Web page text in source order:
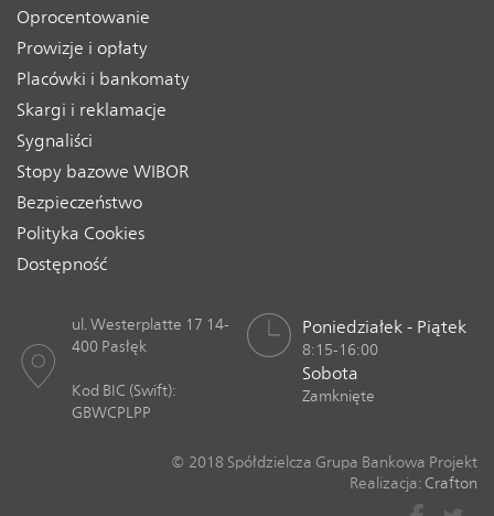
Oprocentowanie
Prowizje i opłaty
Placówki i bankomaty
Skargi i reklamacje
Sygnaliści
Stopy bazowe WIBOR
Bezpieczeństwo
Polityka Cookies
Dostępność
ul. Westerplatte 17 14-
400 Pasłęk
Kod BIC (Swift):
GBWCPLPP
Poniedziałek - Piątek
8:15-16:00
Sobota
Zamknięte
© 2018 Spółdzielcza Grupa Bankowa Projekt
Realizacja: Crafton